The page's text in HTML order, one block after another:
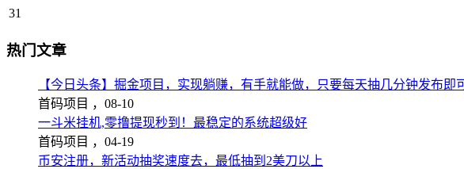
31
热门文章
【今日头条】掘金项目，实现躺赚，有手就能做，只要每天抽几分钟发布即可
首码项目 ， 08-10
一斗米挂机,零撸提现秒到！最稳定的系统超级好
首码项目 ， 04-19
币安注册，新活动抽奖速度去，最低抽到2美刀以上